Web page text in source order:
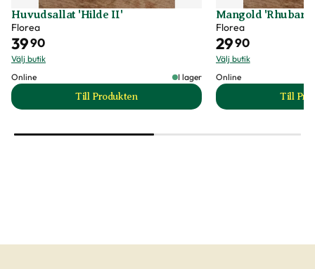
Huvudsallat 'Hilde II'
Florea
3990
Välj butik
Online
I lager
Till Produkten
till Huvudsallat 'Hilde II' produktsida
Mangold 'Rhubarb
Florea
2990
Välj butik
Online
Till